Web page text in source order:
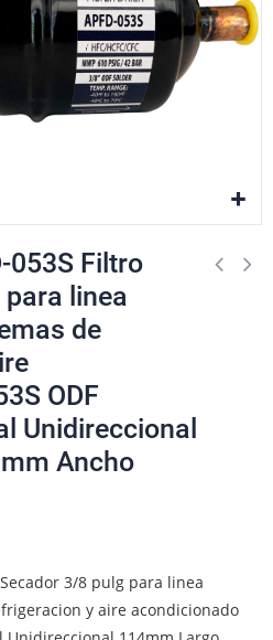
053S Filtro
linea
de
ODF
Unidireccional
Ancho
3/8 pulg para linea
y aire acondicionado